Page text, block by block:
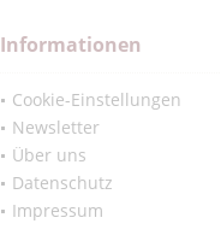
Informationen
Cookie-Einstellungen
Newsletter
Über uns
Datenschutz
Impressum